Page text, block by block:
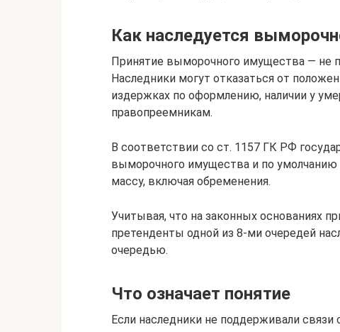
Как наследуется
Принятие выморочного имущества — не
Наследники могут отказаться от
издержках по оформлению, наличии у
правопреемникам.
В соответствии со ст. 1157 ГК РФ
выморочного имущества и по
массу, включая обременения.
Учитывая, что на законных основаниях
претенденты одной из 8-ми очередей
очередью.
Что означает понятие
Если наследники не поддерживали связи